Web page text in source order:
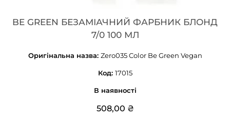
BE GREEN БЕЗАМІАЧНИЙ ФАРБНИК БЛОНД
7/0 100 МЛ
Оригінальна назва: Zero035 Color Be Green Vegan
Код: 17015
В наявності
508,00 ₴